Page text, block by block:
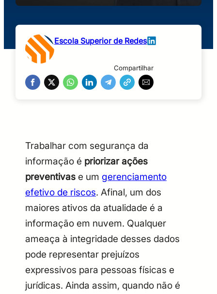
Escola Superior de Redes
Compartilhar
Trabalhar com segurança da
informação é priorizar ações
preventivas e um gerenciamento
efetivo de riscos. Afinal, um dos
maiores ativos da atualidade é a
informação em nuvem. Qualquer
ameaça à integridade desses dados
pode representar prejuízos
expressivos para pessoas físicas e
jurídicas. Ainda assim, quando não é